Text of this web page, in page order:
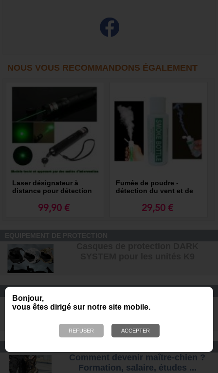
Bonjour,
vous êtes dirigé sur notre site mobile.
NOUS VOUS RECOMMANDONS ÉGALEMENT
Laser désignateur à
distance pour détection
99,90 €
Fumée de poudre -
détection du vent et de
29,50 €
CONFORT ET SÉCURITÉ
Chaussures Ranger et
d'intervention pour tous les terrains
CONSEIL
Comment devenir maître-chien ?
Formation, salaire, études ...